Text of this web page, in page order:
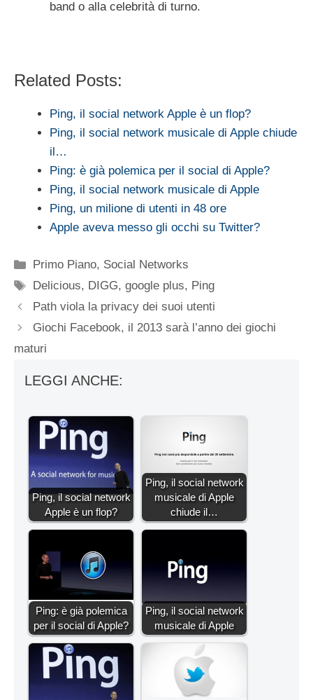
band o alla celebrità di turno.
Related Posts:
Ping, il social network Apple è un flop?
Ping, il social network musicale di Apple chiude
il…
Ping: è già polemica per il social di Apple?
Ping, il social network musicale di Apple
Ping, un milione di utenti in 48 ore
Apple aveva messo gli occhi su Twitter?
Categorie
Primo Piano, Social Networks
Tag
Delicious, DIGG,google plus, Ping
Path viola la privacy dei suoi utenti
Giochi Facebook, il 2013 sarà l’anno dei giochi
maturi
LEGGI ANCHE:
Ping, il social network
Apple è un flop?
Ping, il social network
musicale di Apple
chiude il…
Ping: è già polemica
per il social di Apple?
Ping, il social network
musicale di Apple